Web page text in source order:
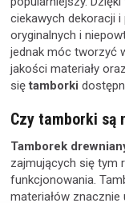
ciekawych dekoracji
oryginalnych i
jednak móc tworzyć
jakości materiały
siętamborki
Czy tamborki są
Tamborek
zajmujących się tym
funkcjonowania.
materiałów znacznie